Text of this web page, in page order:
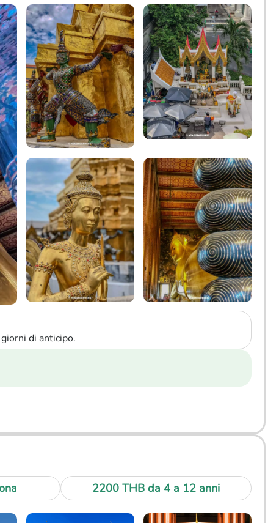
di anticipo.
2200 THB da 4 a 12 anni